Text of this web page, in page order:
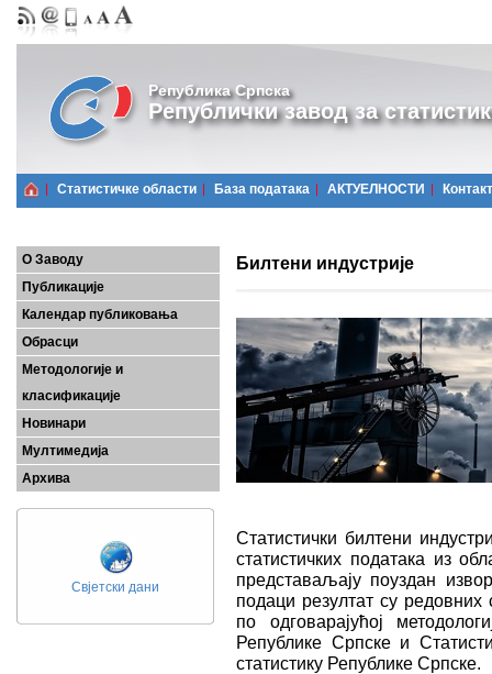
Република Српска
Републички завод за
Статистичке области Базa података АКТУЕЛНОСТИ Контакт
О Заводу
Публикације
Календар публиковања
Обрасци
Методологије и
класификације
Новинари
Мултимедија
Архива
Свјетски дани
Билтени индустрије
Статистички билтени
статистичких података из
представаљају поуздан
подаци резултат су редовних
по одговарајућој
Републике Српске и
статистику Републике Српске.